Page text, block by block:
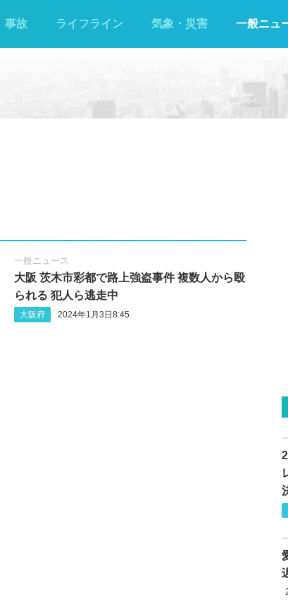
事故 ライフライン 気象・災害 一般ニュ
一般ニュース
大阪 茨木市彩都で路上強盗事件 複数人から殴
られる 犯人ら逃走中
大阪府 2024年1月3日8:45